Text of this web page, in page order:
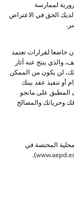
لممارسة
لديك الحق في الاعتراض
خاضعا لقرارات تعتمد
والذي ينتج عنه آثار
لن يكون من الممكن
أو تنفيذ عقد بينك
المطبق على مانجو
وحرياتك والمصالح
المختصة في